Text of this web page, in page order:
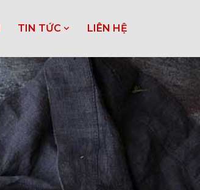
TIN TỨC LIÊN HỆ